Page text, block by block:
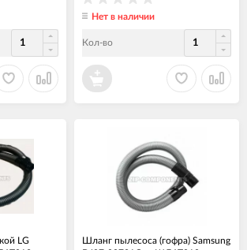
Нет в наличии
Кол-во
LG
Шланг пылесоса (гофра) Samsung